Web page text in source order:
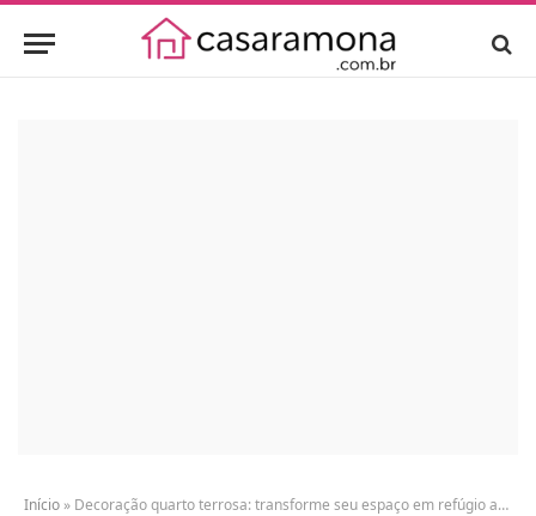
Início » Decoração quarto terrosa: transforme seu espaço em refúgio acolhedor